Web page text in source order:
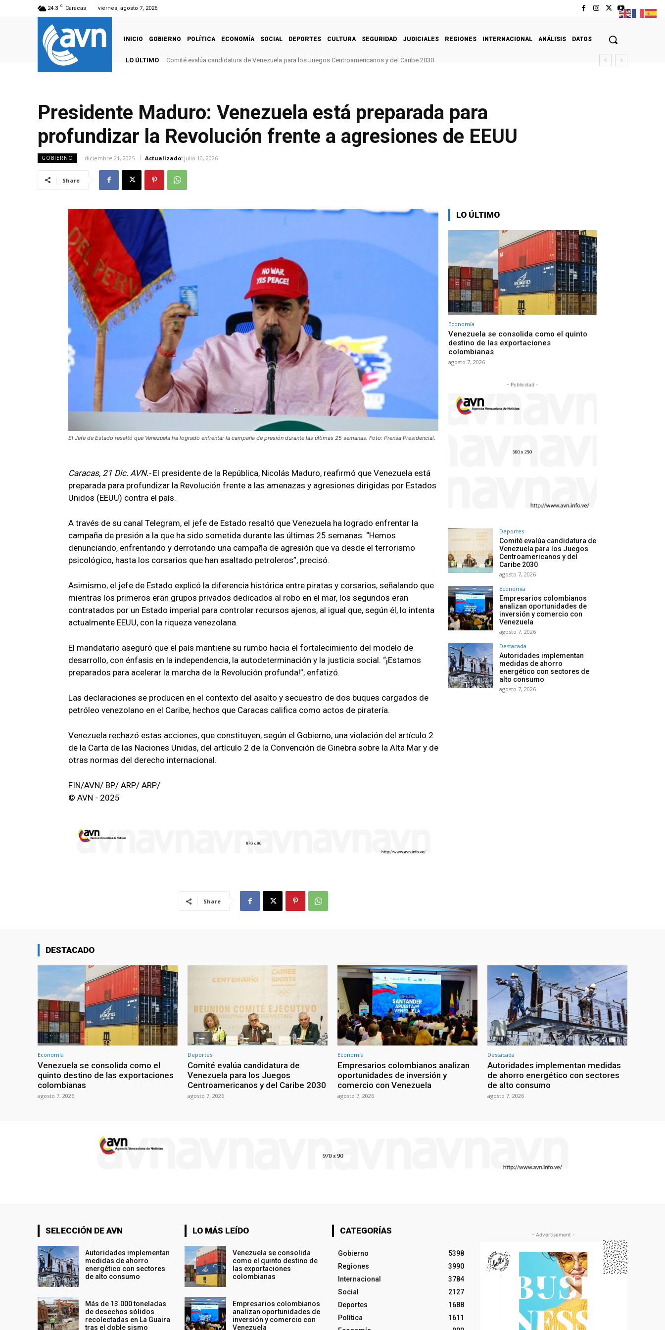
24.3 C Caracas viernes, agosto 7, 2026
INICIO GOBIERNO POLÍTICA ECONOMÍA SOCIAL DEPORTES CULTURA SEGURIDAD JUDICIALES REGIONES INTERNACIONAL ANÁLISIS DATOS
LO ÚLTIMO Comité evalúa candidatura de Venezuela para los Juegos Centroamericanos y del Caribe 2030
Presidente Maduro: Venezuela está preparada para
profundizar la Revolución frente a agresiones de EEUU
GOBIERNO diciembre 21, 2025 Actualizado: julio 10, 2026
Share
El Jefe de Estado resaltó que Venezuela ha logrado enfrentar la campaña de presión durante las últimas 25 semanas. Foto: Prensa Presidencial.
Caracas, 21 Dic. AVN.- El presidente de la República, Nicolás Maduro, reafirmó que Venezuela está
preparada para profundizar la Revolución frente a las amenazas y agresiones dirigidas por Estados
Unidos (EEUU) contra el país.
A través de su canal Telegram, el jefe de Estado resaltó que Venezuela ha logrado enfrentar la
campaña de presión a la que ha sido sometida durante las últimas 25 semanas. “Hemos
denunciando, enfrentando y derrotando una campaña de agresión que va desde el terrorismo
psicológico, hasta los corsarios que han asaltado petroleros”, precisó.
Asimismo, el jefe de Estado explicó la diferencia histórica entre piratas y corsarios, señalando que
mientras los primeros eran grupos privados dedicados al robo en el mar, los segundos eran
contratados por un Estado imperial para controlar recursos ajenos, al igual que, según él, lo intenta
actualmente EEUU, con la riqueza venezolana.
El mandatario aseguró que el país mantiene su rumbo hacia el fortalecimiento del modelo de
desarrollo, con énfasis en la independencia, la autodeterminación y la justicia social. “¡Estamos
preparados para acelerar la marcha de la Revolución profunda!”, enfatizó.
Las declaraciones se producen en el contexto del asalto y secuestro de dos buques cargados de
petróleo venezolano en el Caribe, hechos que Caracas califica como actos de piratería.
Venezuela rechazó estas acciones, que constituyen, según el Gobierno, una violación del artículo 2
de la Carta de las Naciones Unidas, del artículo 2 de la Convención de Ginebra sobre la Alta Mar y de
otras normas del derecho internacional.
FIN/AVN/ BP/ ARP/ ARP/
© AVN - 2025
Share
LO ÚLTIMO
Economía
Venezuela se consolida como el quinto
destino de las exportaciones
colombianas
agosto 7, 2026
- Publicidad -
Deportes
Comité evalúa candidatura de
Venezuela para los Juegos
Centroamericanos y del
Caribe 2030
agosto 7, 2026
Economía
Empresarios colombianos
analizan oportunidades de
inversión y comercio con
Venezuela
agosto 7, 2026
Destacada
Autoridades implementan
medidas de ahorro
energético con sectores de
alto consumo
agosto 7, 2026
DESTACADO
Economía
Venezuela se consolida como el
quinto destino de las exportaciones
colombianas
agosto 7, 2026
Deportes
Comité evalúa candidatura de
Venezuela para los Juegos
Centroamericanos y del Caribe 2030
agosto 7, 2026
Economía
Empresarios colombianos analizan
oportunidades de inversión y
comercio con Venezuela
agosto 7, 2026
Destacada
Autoridades implementan medidas
de ahorro energético con sectores
de alto consumo
agosto 7, 2026
SELECCIÓN DE AVN
Autoridades implementan
medidas de ahorro
energético con sectores
de alto consumo
Más de 13.000 toneladas
de desechos sólidos
recolectadas en La Guaira
tras el doble sismo
LO MÁS LEÍDO
Venezuela se consolida
como el quinto destino de
las exportaciones
colombianas
Empresarios colombianos
analizan oportunidades de
inversión y comercio con
Venezuela
CATEGORÍAS
Gobierno
5398
Regiones
3990
Internacional
3784
Social
2127
Deportes
1688
Política
1611
- Advertisement -